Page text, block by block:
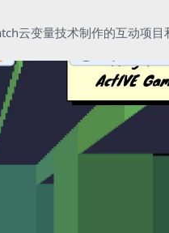
云变量技术制作的互动项